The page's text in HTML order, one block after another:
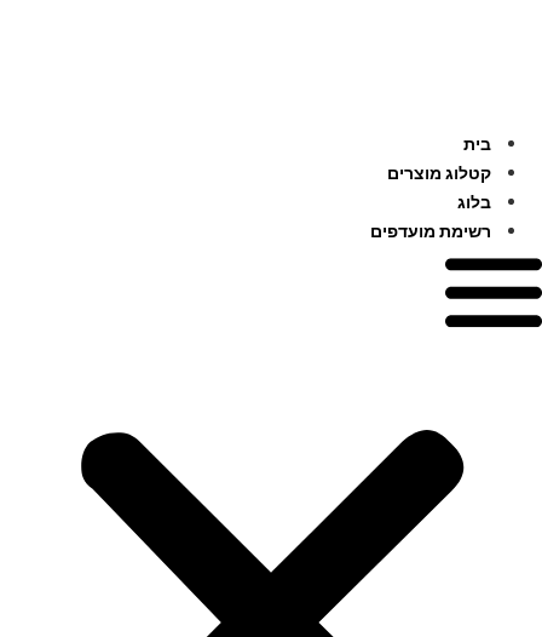
בית
קטלוג מוצרים
בלוג
רשימת מועדפים